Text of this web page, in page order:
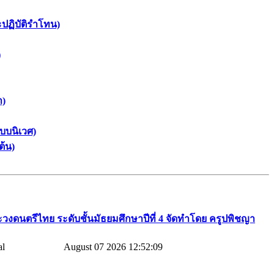
ฏิบัติรำโทน)
)
บนิเวศ)
น)
วงดนตรีไทย​ ระดับชั้นมัธยมศึกษาปีที่​ 4​ จัดทำโดย​ ครูปพิชญา​
August 07 2026 12:52:09